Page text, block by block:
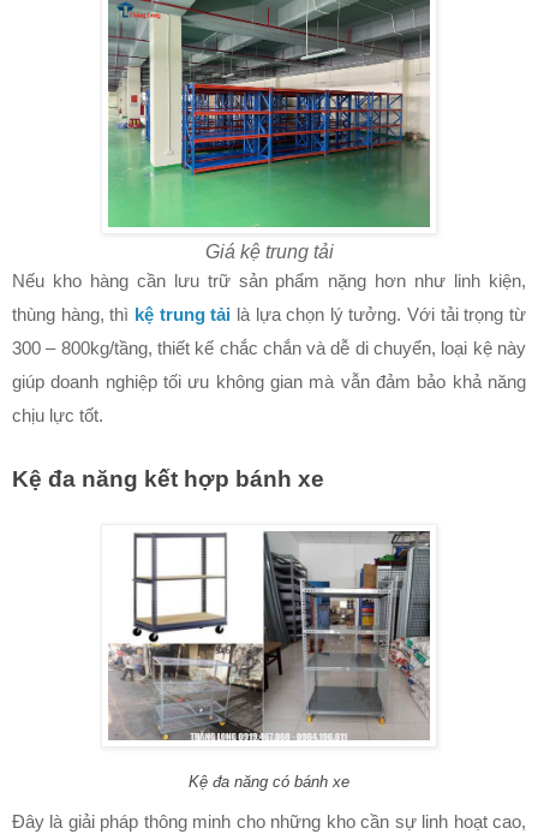
Giá kệ trung tải
Nếu kho hàng cần lưu trữ sản phẩm nặng hơn như linh kiện,
thùng hàng, thì kệ trung tải là lựa chọn lý tưởng. Với tải trọng từ
300 – 800kg/tầng, thiết kế chắc chắn và dễ di chuyển, loại kệ này
giúp doanh nghiệp tối ưu không gian mà vẫn đảm bảo khả năng
chịu lực tốt.
Kệ đa năng kết hợp bánh xe
Kệ đa năng có bánh xe
Đây là giải pháp thông minh cho những kho cần sự linh hoạt cao,